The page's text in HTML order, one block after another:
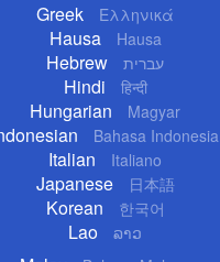
Greek Ελληνικά
Hausa Hausa
Hebrew עברית
Hindi हिन्दी
Hungarian Magyar
Bahasa Indonesia
Italian Italiano
Japanese 日本語
Korean 한국어
Lao ລາວ